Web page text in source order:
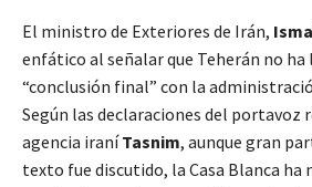
El ministro de Exteriores de Irán,
enfático al señalar que Teherán no ha
“conclusión final” con la
Según las declaraciones del portavoz
agencia iraníTasnim, aunque gran
texto fue discutido, la Casa Blanca ha